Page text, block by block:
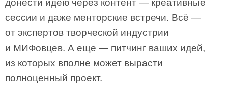
сессии и даже менторские встречи. Всё —
от экспертов творческой индустрии
и МИФовцев. А еще — питчинг ваших идей,
из которых вполне может вырасти
полноценный проект.